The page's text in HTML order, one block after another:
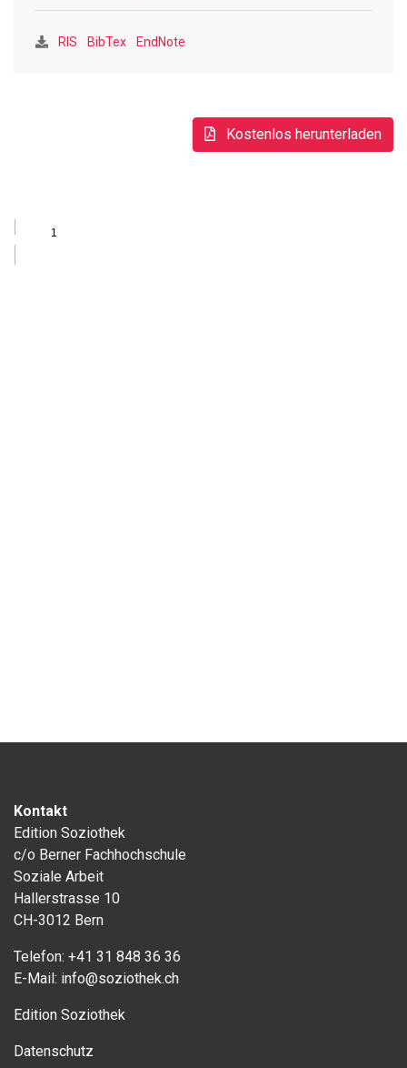
stellt somit keine feste Grösse dar und darf nicht pauschal
in Frage gestellt werden. Diese Erkenntnis kann für die
RIS BibTex EndNote
Kostenlos herunterladen
Kontakt
Edition Soziothek
c/o Berner Fachhochschule
Soziale Arbeit
Hallerstrasse 10
CH-3012 Bern
Telefon: +41 31 848 36 36
E-Mail: info@soziothek.ch
Edition Soziothek
Datenschutz